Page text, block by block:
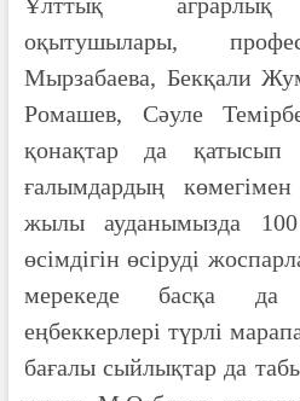
оқытушылары,
Мырзабаева, Бекқали
Ромашев, Сәуле
қонақтар да
ғалымдардың
жылы ауданымызда
өсімдігін өсіруді
мерекеде басқа да
еңбеккерлері түрлі
бағалы сыйлықтар да